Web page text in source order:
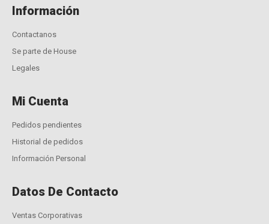
Información
Contactanos
Se parte de House
Legales
Mi Cuenta
Pedidos pendientes
Historial de pedidos
Información Personal
Datos De Contacto
Ventas Corporativas